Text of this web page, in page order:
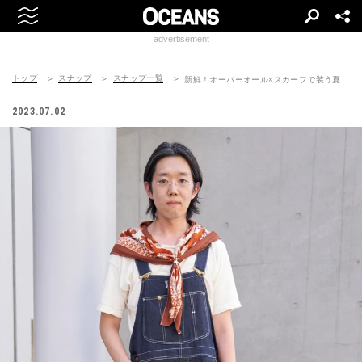
advertisement
トップ スナップ スナップ一覧 新鮮！オーバーオール×スカーフで装う夏
2023.07.02